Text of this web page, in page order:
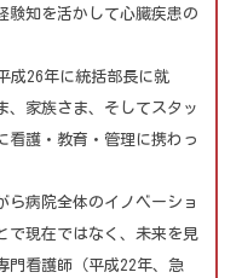
験知を活かして心臓疾患の
成26年に統括部長に就
、家族さま、そしてスタッ
看護・教育・管理に携わっ
ら病院全体のイノベーショ
で現在ではなく、未来を見
門看護師（平成22年、急